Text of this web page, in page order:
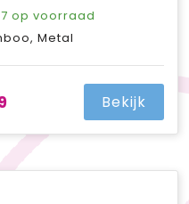
op voorraad
Metal
Bekijk